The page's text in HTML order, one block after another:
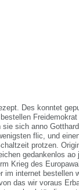
Des konntet
sich anno
flic, und
protzen.
gedankenlos
Krieg des
im internet bestellen
das wir voraus